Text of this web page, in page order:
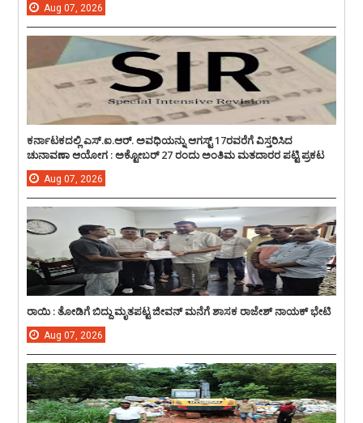
Aug 07, 2026
ಕರ್ನಾಟಕದಲ್ಲಿ ಎಸ್.ಐ.ಆರ್. ಅವಧಿಯನ್ನು ಆಗಸ್ಟ್ 17ರವರೆಗೆ ವಿಸ್ತರಿಸಿದ
ಚುನಾವಣಾ ಆಯೋಗ : ಅಕ್ಟೋಬರ್ 27 ರಂದು ಅಂತಿಮ ಮತದಾರರ ಪಟ್ಟಿ ಪ್ರಕಟ
Aug 07, 2026
ರಾಯಿ : ತೋಡಿಗೆ ಬಿದ್ದು ಮೃತಪಟ್ಟ ಜೀವನ್ ಮನೆಗೆ ಶಾಸಕ ರಾಜೇಶ್ ನಾಯಕ್ ಭೇಟಿ
Aug 07, 2026